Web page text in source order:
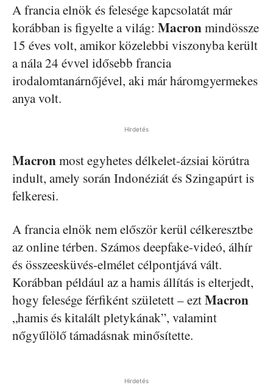
A francia elnök és felesége kapcsolatát már
korábban is figyelte a világ: Macronmindössze
15 éves volt, amikor közelebbi viszonyba került
a nála 24 évvel idősebb francia
irodalomtanárnőjével, aki már háromgyermekes
anya volt.
Hirdetés
Macronmost egyhetes délkelet-ázsiai körútra
indult, amely során Indonéziát és Szingapúrt is
felkeresi.
A francia elnök nem először kerül célkeresztbe
az online térben. Számos deepfake-videó, álhír
és összeesküvés-elmélet célpontjává vált.
Korábban például az a hamis állítás is elterjedt,
hogy felesége férfiként született – eztMacron
„hamis és kitalált pletykának”, valamint
nőgyűlölő támadásnak minősítette.
Hirdetés